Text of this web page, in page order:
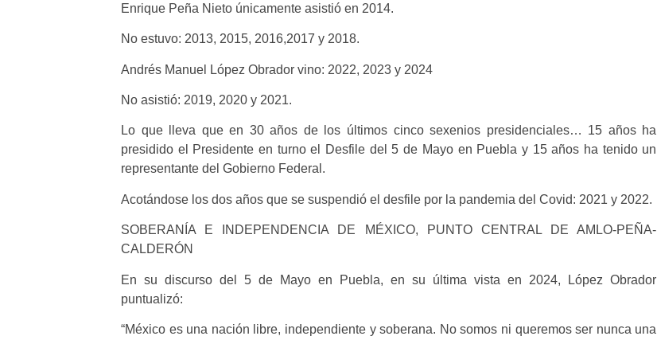
Enrique Peña Nieto únicamente asistió en 2014.
No estuvo: 2013, 2015, 2016,2017 y 2018.
Andrés Manuel López Obrador vino: 2022, 2023 y 2024
No asistió: 2019, 2020 y 2021.
Lo que lleva que en 30 años de los últimos cinco sexenios presidenciales… 15 años ha
presidido el Presidente en turno el Desfile del 5 de Mayo en Puebla y 15 años ha tenido un
representante del Gobierno Federal.
Acotándose los dos años que se suspendió el desfile por la pandemia del Covid: 2021 y 2022.
SOBERANÍA E INDEPENDENCIA DE MÉXICO, PUNTO CENTRAL DE AMLO-PEÑA-
CALDERÓN
En su discurso del 5 de Mayo en Puebla, en su última vista en 2024, López Obrador
puntualizó:
“México es una nación libre, independiente y soberana. No somos ni queremos ser nunca una